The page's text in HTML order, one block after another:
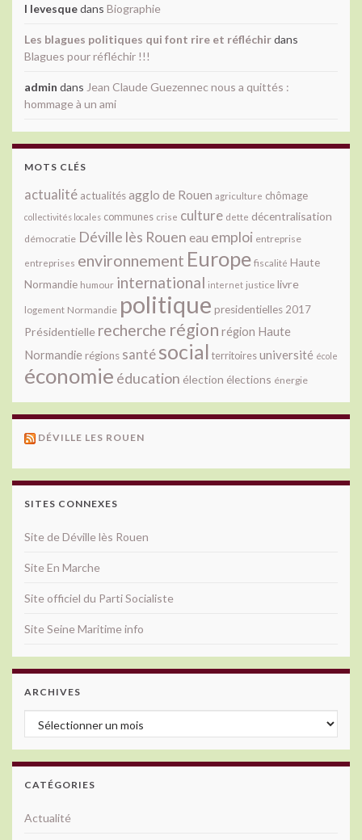
l levesquedans Biographie
Les blagues politiques qui font rire et réfléchirdans
Blagues pour réfléchir !!!
admin dans Jean Claude Guezennec nous a quittés :
hommage à un ami
MOTS CLÉS
actualité actualitésagglo de Rouen agriculture chômage
collectivités locales communes crise culture dette décentralisation
démocratie Déville lès Rouen eau emploi entreprise
entreprises environnement Europe fiscalité Haute
Normandie humour international internet justice livre
logement Normandie politique presidentielles 2017
Présidentielle recherche région région Haute
Normandie régions santésocial territoiresuniversité école
économie éducation élection élections énergie
DÉVILLE LES ROUEN
SITES CONNEXES
Site de Déville lès Rouen
Site En Marche
Site officiel du Parti Socialiste
Site Seine Maritime info
ARCHIVES
Archives
CATÉGORIES
Actualité